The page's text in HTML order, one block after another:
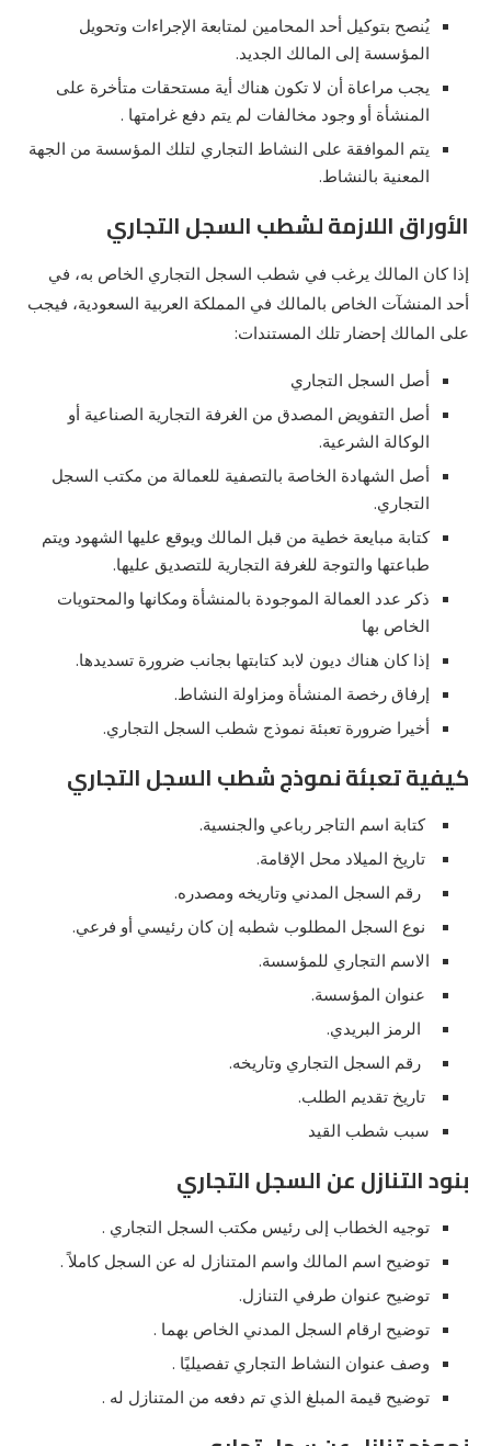
يُنصح بتوكيل أحد المحامين لمتابعة الإجراءات وتحويل
المؤسسة إلى المالك الجديد.
يجب مراعاة أن لا تكون هناك أية مستحقات متأخرة على
المنشأة أو وجود مخالفات لم يتم دفع غرامتها .
يتم الموافقة على النشاط التجاري لتلك المؤسسة من الجهة
المعنية بالنشاط.
الأوراق اللازمة لشطب السجل التجاري
إذا كان المالك يرغب في شطب السجل التجاري الخاص به، في
أحد المنشآت الخاص بالمالك في المملكة العربية السعودية، فيجب
على المالك إحضار تلك المستندات:
أصل السجل التجاري
أصل التفويض المصدق من الغرفة التجارية الصناعية أو
الوكالة الشرعية.
أصل الشهادة الخاصة بالتصفية للعمالة من مكتب السجل
التجاري.
كتابة مبايعة خطية من قبل المالك ويوقع عليها الشهود ويتم
طباعتها والتوجة للغرفة التجارية للتصديق عليها.
ذكر عدد العمالة الموجودة بالمنشأة ومكانها والمحتويات
الخاص بها
إذا كان هناك ديون لابد كتابتها بجانب ضرورة تسديدها.
إرفاق رخصة المنشأة ومزاولة النشاط.
أخيرا ضرورة تعبئة نموذج شطب السجل التجاري.
كيفية تعبئة نموذج شطب السجل التجاري
كتابة اسم التاجر رباعي والجنسية.
تاريخ الميلاد محل الإقامة.
رقم السجل المدني وتاريخه ومصدره.
نوع السجل المطلوب شطبه إن كان رئيسي أو فرعي.
الاسم التجاري للمؤسسة.
عنوان المؤسسة.
الرمز البريدي.
رقم السجل التجاري وتاريخه.
تاريخ تقديم الطلب.
سبب شطب القيد
بنود التنازل عن السجل التجاري
توجيه الخطاب إلى رئيس مكتب السجل التجاري .
توضيح اسم المالك واسم المتنازل له عن السجل كاملاً .
توضيح عنوان طرفي التنازل.
توضيح ارقام السجل المدني الخاص بهما .
وصف عنوان النشاط التجاري تفصيليًا .
توضيح قيمة المبلغ الذي تم دفعه من المتنازل له .